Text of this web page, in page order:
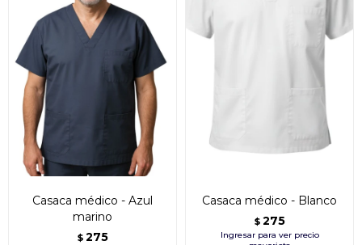
Casaca médico - Azul
marino
$ 275
Casaca médico - Blanco
$ 275